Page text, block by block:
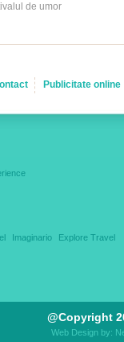
de umor
Publicitate online
Imaginario Explore Travel
@Copyright
Web Design by: